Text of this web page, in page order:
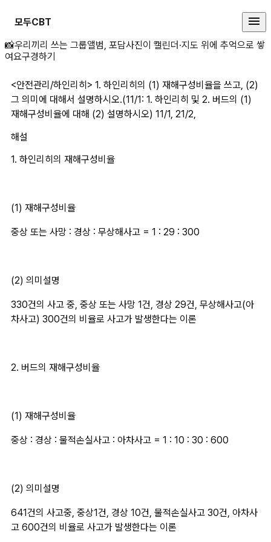
모두CBT
&lt;안전관리/하인리히&gt; 1. 하
📸우리끼리 쓰는 그룹앨범, 포담사진이 캘린더·지도 위에 추억으로 쌓
여요구경하기
<안전관리/하인리히> 1. 하인리히의 (1) 재해구성비율을 쓰고, (2)
그 의미에 대해서 설명하시오.(11/1: 1. 하인리히 및 2. 버드의 (1)
재해구성비율에 대해 (2) 설명하시오) 11/1, 21/2,
해설
1. 하인리히의 재해구성비율
(1) 재해구성비율
중상 또는 사망 : 경상 : 무상해사고 = 1 : 29 : 300
(2) 의미설명
330건의 사고 중, 중상 또는 사망 1건, 경상 29건, 무상해사고(아
차사고) 300건의 비율로 사고가 발생한다는 이론
2. 버드의 재해구성비율
(1) 재해구성비율
중상 : 경상 : 물적손실사고 : 아차사고 = 1 : 10 : 30 : 600
(2) 의미설명
641건의 사고중, 중상1건, 경상 10건, 물적손실사고 30건, 아차사
고 600건의 비율로 사고가 발생한다는 이론